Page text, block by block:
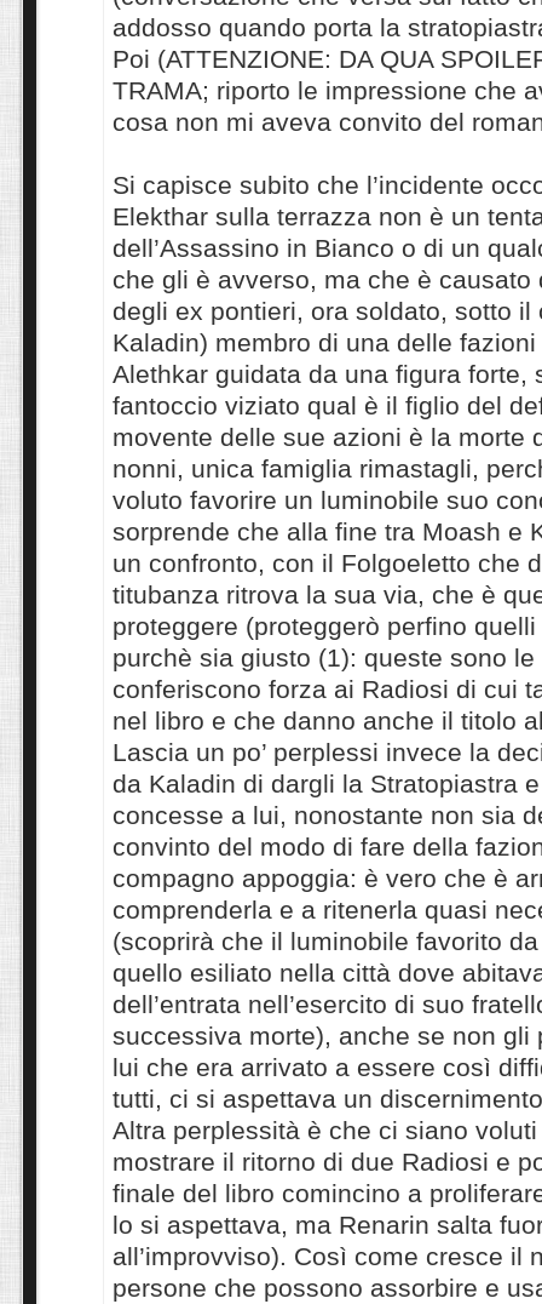
addosso quando porta la
Poi (ATTENZIONE: DA QUA
TRAMA; riporto le impressione che
cosa non mi aveva convito del
Si capisce subito che l’incidente
Elekthar sulla terrazza non è un
dell’Assassino in Bianco o di un
che gli è avverso, ma che è causato
degli ex pontieri, ora soldato, sotto il
Kaladin) membro di una delle
Alethkar guidata da una figura forte,
fantoccio viziato qual è il figlio del
movente delle sue azioni è la morte
nonni, unica famiglia rimastagli,
voluto favorire un luminobile suo
sorprende che alla fine tra Moash e
un confronto, con il Folgoeletto che
titubanza ritrova la sua via, che è
proteggere (proteggerò perfino
purchè sia giusto (1): queste sono
conferiscono forza ai Radiosi di cui
nel libro e che danno anche il titolo
Lascia un po’ perplessi invece la
da Kaladin di dargli la Stratopiastra
concesse a lui, nonostante non sia
convinto del modo di fare della
compagno appoggia: è vero che è
comprenderla e a ritenerla quasi
(scoprirà che il luminobile favorito
quello esiliato nella città dove
dell’entrata nell’esercito di suo
successiva morte), anche se non gli
lui che era arrivato a essere così
tutti, ci si aspettava un
Altra perplessità è che ci siano
mostrare il ritorno di due Radiosi e
finale del libro comincino a
lo si aspettava, ma Renarin salta
all’improvviso). Così come cresce il
persone che possono assorbire e